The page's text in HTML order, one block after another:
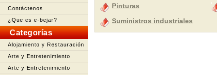
Contáctenos
¿Que es e-bejar?
Categorías
Alojamiento y Restauración
Arte y Entretenimiento
Arte y Entretenimiento
Pinturas
Suministros industriales